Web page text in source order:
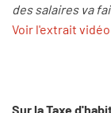
des salaires va
Voir l'extrait vidéo
Sur la Taxe